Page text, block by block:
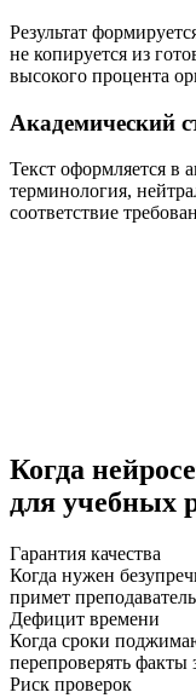
Результат
не копируется из
высокого процента
Академический
Текст оформляется в
терминология,
соответствие
Когда
для учебных
Гарантия качества
Когда нужен
примет преподаватель
Дефицит времени
Когда сроки
перепроверять факты
Риск проверок